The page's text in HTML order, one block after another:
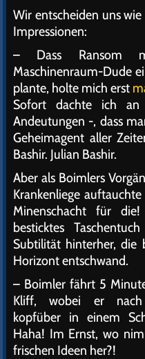
Wir entscheiden uns
Impressionen:
– Dass Ransom
Maschinenraum-Dude
plante, holte mich erst
Sofort dachte ich
Andeutungen -, dass
Geheimagent aller
Bashir. Julian Bashir.
Aber als Boimlers
Krankenliege
Minenschacht für
besticktes
Subtilität hinterher,
Horizont entschwand.
– Boimler fährt 5
Kliff, wobei er nach
kopfüber in einem
Haha! Im Ernst, wo
frischen Ideen her?!